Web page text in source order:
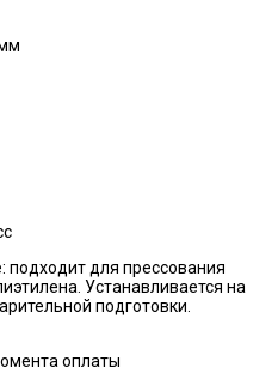
подходит для прессования
Устанавливается на
подготовки.
оплаты